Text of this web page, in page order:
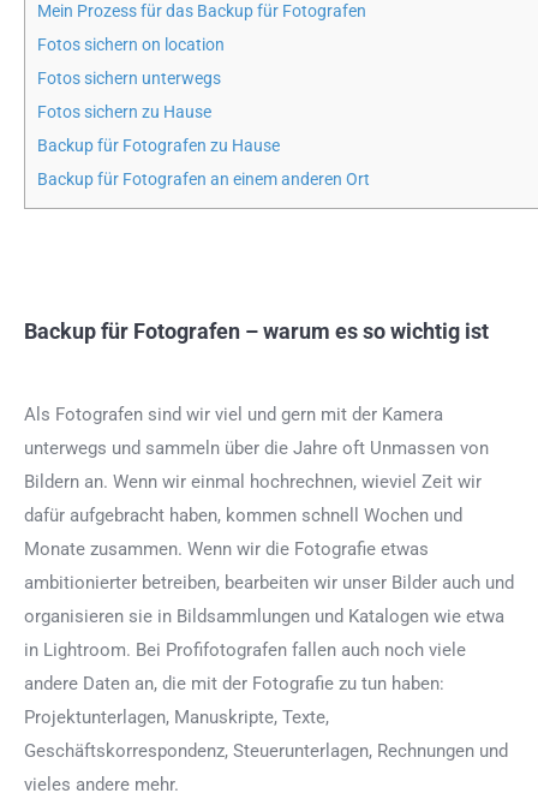
Mein Prozess für das Backup für Fotografen
Fotos sichern on location
Fotos sichern unterwegs
Fotos sichern zu Hause
Backup für Fotografen zu Hause
Backup für Fotografen an einem anderen Ort
Backup für Fotografen – warum es so wichtig ist
Als Fotografen sind wir viel und gern mit der Kamera
unterwegs und sammeln über die Jahre oft Unmassen von
Bildern an. Wenn wir einmal hochrechnen, wieviel Zeit wir
dafür aufgebracht haben, kommen schnell Wochen und
Monate zusammen. Wenn wir die Fotografie etwas
ambitionierter betreiben, bearbeiten wir unser Bilder auch und
organisieren sie in Bildsammlungen und Katalogen wie etwa
in Lightroom. Bei Profifotografen fallen auch noch viele
andere Daten an, die mit der Fotografie zu tun haben:
Projektunterlagen, Manuskripte, Texte,
Geschäftskorrespondenz, Steuerunterlagen, Rechnungen und
vieles andere mehr.